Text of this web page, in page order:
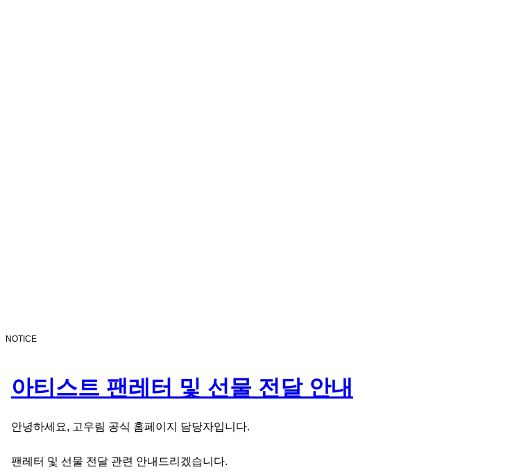
NOTICE
아티스트 팬레터 및 선물 전달 안내
안녕하세요, 고우림 공식 홈페이지 담당자입니다.
팬레터 및 선물 전달 관련 안내드리겠습니다.